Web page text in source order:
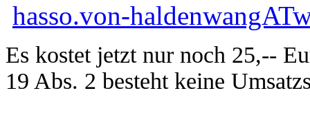
hasso.von-
Es kostet jetzt nur noch 25,--
19 Abs. 2 besteht keine